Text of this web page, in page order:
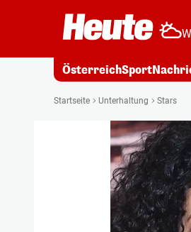
ÖsterreichSport
Startseite Unterhaltung Stars